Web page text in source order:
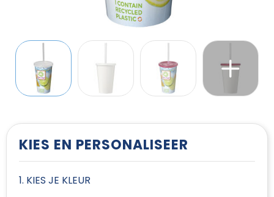
Sweaters
Vesten
KIES EN PERSONALISEER
1. KIES JE KLEUR